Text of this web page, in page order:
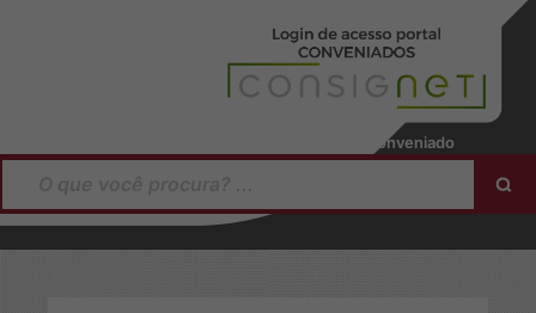
Baixar manual Conveniado